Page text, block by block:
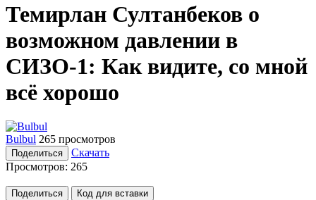
Темирлан Султанбеков о
возможном давлении в
СИЗО-1: Как видите, со мной
всё хорошо
Bulbul 265 просмотров
Поделиться
Скачать
Просмотров: 265
Поделиться Код для вставки